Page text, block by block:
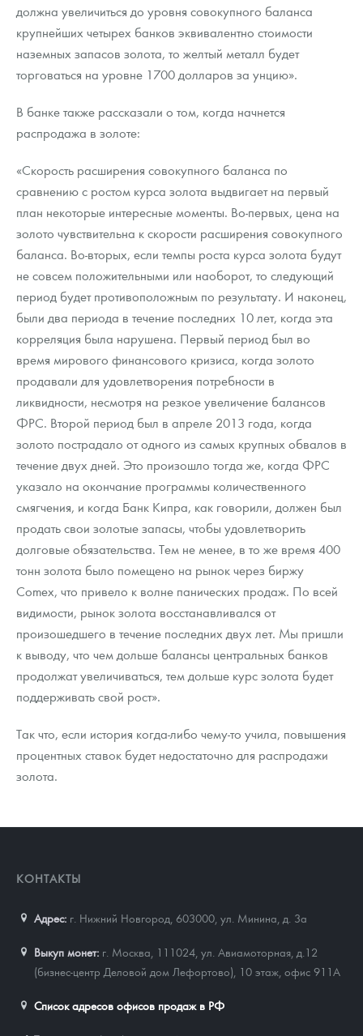
Наборы подарочных и коллекционных монет
Монеты и жетоны из недрагоценных металлов
должна увеличиться до уровня совокупного баланса
крупнейших четырех банков эквивалентно стоимости
наземных запасов золота, то желтый металл будет
торговаться на уровне 1700 долларов за унцию».
В банке также рассказали о том, когда начнется
распродажа в золоте:
«Скорость расширения совокупного баланса по
сравнению с ростом курса золота выдвигает на первый
план некоторые интересные моменты. Во-первых, цена на
золото чувствительна к скорости расширения совокупного
баланса. Во-вторых, если темпы роста курса золота будут
не совсем положительными или наоборот, то следующий
период будет противоположным по результату. И наконец,
были два периода в течение последних 10 лет, когда эта
корреляция была нарушена. Первый период был во
время мирового финансового кризиса, когда золото
продавали для удовлетворения потребности в
ликвидности, несмотря на резкое увеличение балансов
ФРС. Второй период был в апреле 2013 года, когда
золото пострадало от одного из самых крупных обвалов в
течение двух дней. Это произошло тогда же, когда ФРС
указало на окончание программы количественного
смягчения, и когда Банк Кипра, как говорили, должен был
продать свои золотые запасы, чтобы удовлетворить
долговые обязательства. Тем не менее, в то же время 400
тонн золота было помещено на рынок через биржу
Comex, что привело к волне панических продаж. По всей
видимости, рынок золота восстанавливался от
произошедшего в течение последних двух лет. Мы пришли
к выводу, что чем дольше балансы центральных банков
продолжат увеличиваться, тем дольше курс золота будет
поддерживать свой рост».
Так что, если история когда-либо чему-то учила, повышения
процентных ставок будет недостаточно для распродажи
золота.
КОНТАКТЫ
Адрес: г. Нижний Новгород, 603000 ул. Минина, д. 3а
Выкуп монет: г. Москва, 111024, ул. Авиамоторная, д.12
(бизнес-центр Деловой дом Лефортово), 10 этаж, офис 911А
Список адресов офисов продаж в РФ